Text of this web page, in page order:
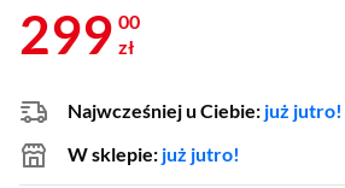
299 00
zł
Najwcześniej u Ciebie: już jutro!
W sklepie: już jutro!